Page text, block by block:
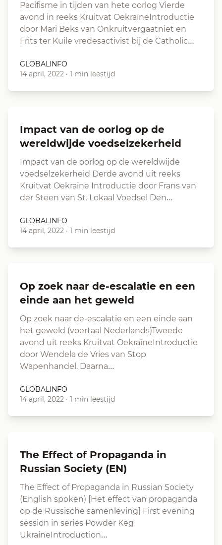
Pacifisme in tijden van hete oorlog Vierde
avond in reeks Kruitvat OekraïneIntroductie
door Mari Beks van Onkruitvergaatniet en
Frits ter Kuile vredesactivist bij de Catholic…
GLOBALINFO
14 april, 2022 · 1 min leestijd
Impact van de oorlog op de
wereldwijde voedselzekerheid
Impact van de oorlog op de wereldwijde
voedselzekerheid Derde avond uit reeks
Kruitvat Oekraïne Introductie door Frans van
der Steen van St. Lokaal Voedsel Den…
GLOBALINFO
14 april, 2022 · 1 min leestijd
Op zoek naar de-escalatie en een
einde aan het geweld
Op zoek naar de-escalatie en een einde aan
het geweld (voertaal Nederlands)Tweede
avond uit reeks Kruitvat OekraïneIntroductie
door Wendela de Vries van Stop
Wapenhandel. Daarna…
GLOBALINFO
14 april, 2022 · 1 min leestijd
The Effect of Propaganda in
Russian Society (EN)
The Effect of Propaganda in Russian Society
(English spoken) [Het effect van propaganda
op de Russische samenleving] First evening
session in series Powder Keg
UkraineIntroduction…